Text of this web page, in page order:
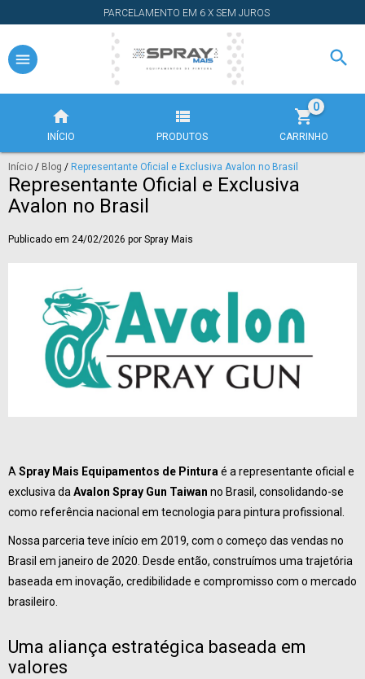
PARCELAMENTO EM 6 X SEM JUROS
INÍCIO PRODUTOS CARRINHO
0
Início / Blog / Representante Oficial e Exclusiva Avalon no Brasil
Representante Oficial e Exclusiva
Avalon no Brasil
Publicado em 24/02/2026 por Spray Mais
ASpray Mais Equipamentos de Pinturaé a representante oficial e
exclusiva daAvalon Spray Gun Taiwan no Brasil, consolidando-se
como referência nacional em tecnologia para pintura profissional.
Nossa parceria teve início em 2019, com o começo das vendas no
Brasil em janeiro de 2020. Desde então, construímos uma trajetória
baseada em inovação, credibilidade e compromisso com o mercado
brasileiro.
Uma aliança estratégica baseada em
valores